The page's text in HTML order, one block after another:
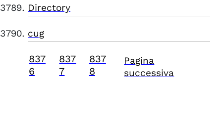
Directory
cug
837
6
837
7
837
8
Pagina
successiva